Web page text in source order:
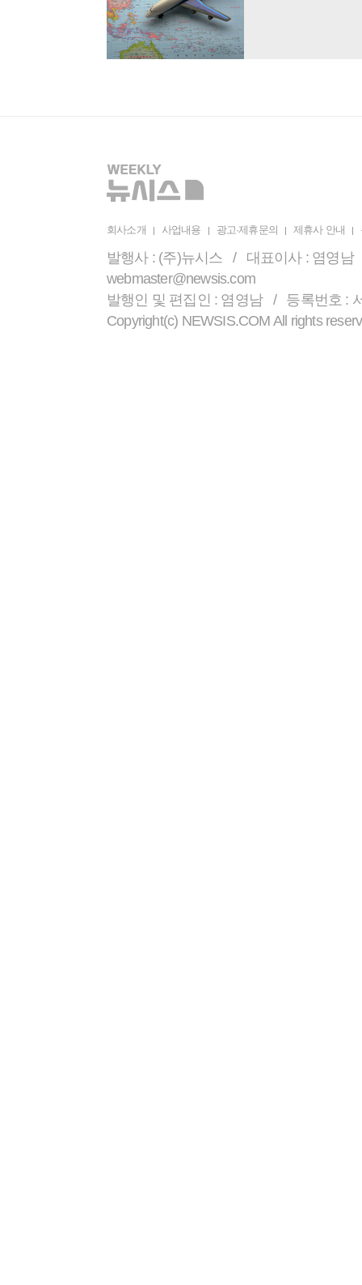
회사소개 사업내용 광고·제휴문의 제휴사 안내
발행사 : (주)뉴시스 / 대표이사 : 염영
webmaster@newsis.com
발행인 및 편집인 : 염영남 / 등록번호 :
Copyright(c) NEWSIS.COM All rights